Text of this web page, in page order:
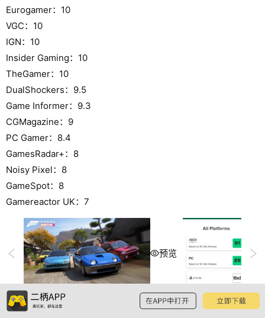
Eurogamer：10
VGC：10
IGN：10
Insider Gaming：10
TheGamer：10
DualShockers：9.5
Game Informer：9.3
CGMagazine：9
PC Gamer：8.4
GamesRadar+：8
Noisy Pixel：8
GameSpot：8
Gamereactor UK：7
预览